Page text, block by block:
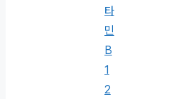
타
민
B
1
2